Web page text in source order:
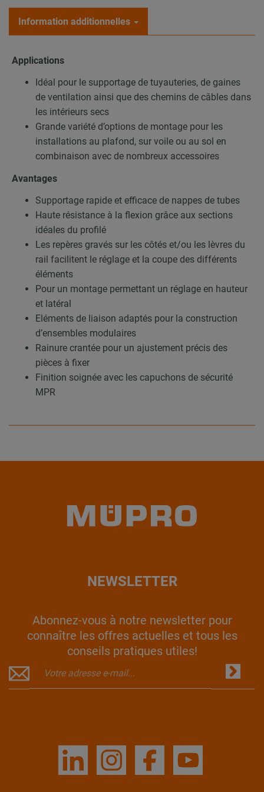
Information additionnelles
Applications
Idéal pour le supportage de tuyauteries, de gaines
de ventilation ainsi que des chemins de câbles dans
les intérieurs secs
Grande variété d’options de montage pour les
installations au plafond, sur voile ou au sol en
combinaison avec de nombreux accessoires
Avantages
Supportage rapide et efficace de nappes de tubes
Haute résistance à la flexion grâce aux sections
idéales du profilé
Les repères gravés sur les côtés et/ou les lèvres du
rail facilitent le réglage et la coupe des différents
éléments
Pour un montage permettant un réglage en hauteur
et latéral
Eléments de liaison adaptés pour la construction
d’ensembles modulaires
Rainure crantée pour un ajustement précis des
pièces à fixer
Finition soignée avec les capuchons de sécurité
MPR
NEWSLETTER
Abonnez-vous à notre newsletter pour
connaître les offres actuelles et tous les
conseils pratiques utiles!